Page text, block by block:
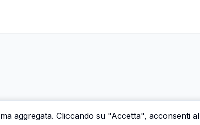
aggregata. Cliccando su "Accetta", acconsenti al